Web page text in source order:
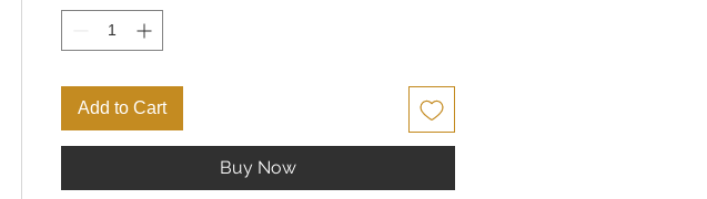
Add to Cart
Buy Now